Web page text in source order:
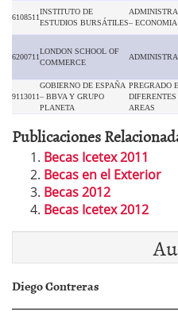
6108511
INSTITUTO DE
ESTUDIOS BURSÁTILES– ECONOMIA
6200711
LONDON SCHOOL OF
COMMERCE
9113011
GOBIERNO DE ESPAÑA
– BBVA Y GRUPO
PLANETA
PREGRADO
DIFERENTES
AREAS
Publicaciones
Becas Icetex 2011
Becas en el Exterior
Becas 2012
Becas Icetex 2012
Diego Contreras